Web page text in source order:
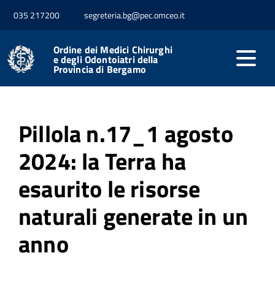
035 217200 segreteria.bg@pec.omceo.it
Ordine dei Medici Chirurghi
e degli Odontoiatri della
Provincia di Bergamo
Home Media Pillole Green
Pillole Green
Pillola n.17_1 agosto
2024: la Terra ha
esaurito le risorse
naturali generate in un
anno